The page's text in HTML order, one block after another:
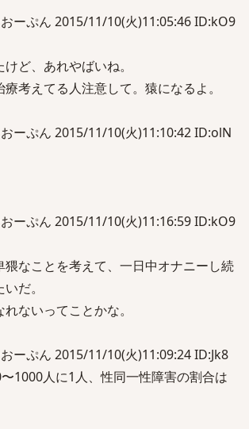
ーぷん 2015/11/10(火)11:05:46 ID:kO9
ど、あれやばいね。
考えてる人注意して。猿になるよ。
ーぷん 2015/11/10(火)11:10:42 ID:olN
ーぷん 2015/11/10(火)11:16:59 ID:kO9
猥なことを考えて、一日中オナニーし続
だ。
ないってことかな。
ーぷん 2015/11/10(火)11:09:24 ID:Jk8
1000人に1人、性同一性障害の割合は